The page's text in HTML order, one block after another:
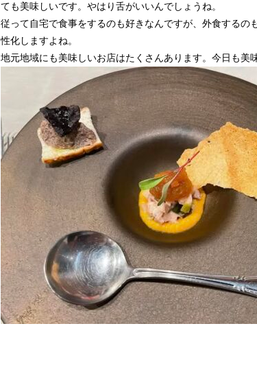
ても美味しいです。やはり舌がいいんでしょうね。
従って自宅で食事をするのも好きなんですが、外食する
性化しますよね。
地元地域にも美味しいお店はたくさんあります。今日も美